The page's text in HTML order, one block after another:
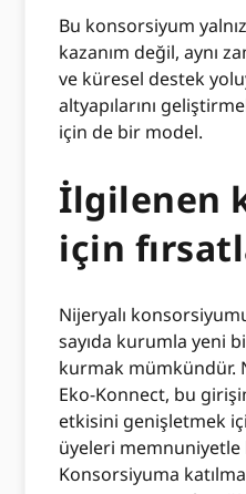
Bu konsorsiyum
kazanım değil, aynı
ve küresel destek
altyapılarını
için de bir model.
İlgilenen
için
Nijeryalı
sayıda kurumla yeni
kurmak mümkündür.
Eko-Konnect, bu
etkisini genişletmek
üyeleri memnuniyetle
Konsorsiyuma